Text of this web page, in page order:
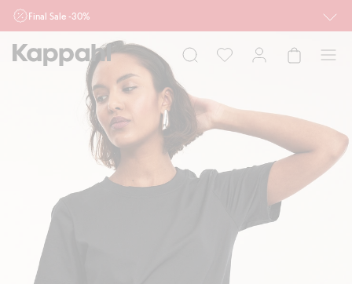
Final Sale -30%
Ważne przy zakupie min. 2 sztuk produktów włączonych w ofertę, również z
działu outlet do 10.8 w sklepach Kappahl i Newbie oraz na kappahl.com. Ofert
nie łączymy
Mężczyzna Dziecko